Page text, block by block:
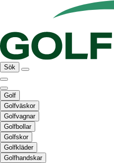
Sök
Golf
Golfväskor
Golfvagnar
Golfbollar
Golfskor
Golfkläder
Golfhandskar